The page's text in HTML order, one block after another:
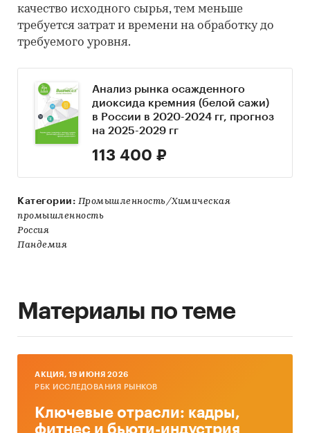
качество исходного сырья, тем меньше
требуется затрат и времени на обработку до
требуемого уровня.
Анализ рынка осажденного
диоксида кремния (белой сажи)
в России в 2020-2024 гг, прогноз
на 2025-2029 гг
113 400 ₽
Категории: Промышленность/Химическая
промышленность
Россия
Пандемия
Материалы по теме
AКЦИЯ, 19 ИЮНЯ 2026
РБК ИССЛЕДОВАНИЯ РЫНКОВ
Ключевые отрасли: кадры,
фитнес и бьюти-индустрия